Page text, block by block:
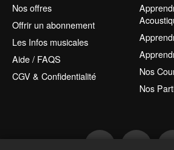
Nos offres
Offrir un abonnement
Les Infos musicales
Aide / FAQS
CGV & Confidentialité
Nos
Nos